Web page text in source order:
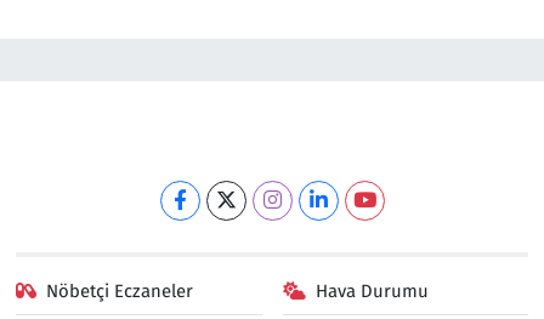
Nöbetçi Eczaneler Hava Durumu